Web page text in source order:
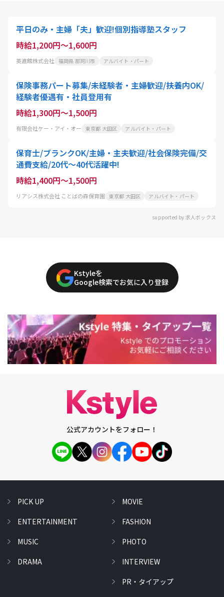
平日のみ・主婦「夫」歓迎!個別指導塾スタッフ
時給1,200円～1,600円
英進館株式会社 福岡県 那珂川市 アルバイト・パート
保険事務パート募集/未経験者・主婦歓迎/扶養内OK/
経験者優遇有・社員登用有
時給1,300円～1,500円
有限会社ケー・アイ・オー 東京都 大田区 アルバイト・パート
保育士/ブランクOK/主婦・主夫歓迎/社会保険完備/交
通費支給/20代～40代活躍中!
時給1,400円～1,500円
リアシス株式会社 ことばの森保育園 東京都 大田区 アルバイト・パート
supported by 求人ボックス
Kstyleを
Google検索でお気に入り登録
公式アカウントをフォロー！
PICK UP
ENTERTAINMENT
MUSIC
DRAMA
MOVIE
FASHION
PHOTO
INTERVIEW
PR・タイアップ